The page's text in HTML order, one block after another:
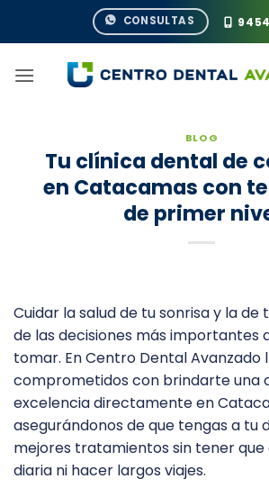
CONSULTAS
BLOG
Tu clínica dental de
en Catacamas con
de primer
Cuidar la salud de tu sonrisa y la de
de las decisiones más importantes
tomar. En Centro Dental Avanzado
comprometidos con brindarte una
excelencia directamente en
asegurándonos de que tengas a tu
mejores tratamientos sin tener
diaria ni hacer largos viajes.